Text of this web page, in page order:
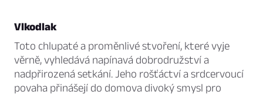
Vlkodlak
Toto chlupaté a proměnlivé stvoření, které vyje
věrně, vyhledává napínavá dobrodružství a
nadpřirozená setkání. Jeho rošťáctví a srdcervoucí
povaha přinášejí do domova divoký smysl pro